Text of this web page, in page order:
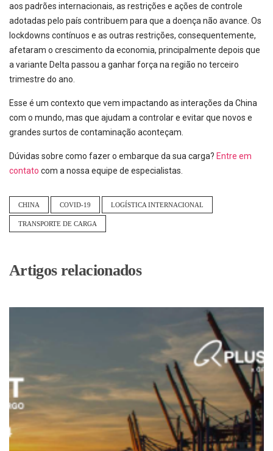
aos padrões internacionais, as restrições e ações de controle
adotadas pelo país contribuem para que a doença não avance. Os
lockdowns contínuos e as outras restrições, consequentemente,
afetaram o crescimento da economia, principalmente depois que
a variante Delta passou a ganhar força na região no terceiro
trimestre do ano.
Esse é um contexto que vem impactando as interações da China
com o mundo, mas que ajudam a controlar e evitar que novos e
grandes surtos de contaminação aconteçam.
Dúvidas sobre como fazer o embarque da sua carga? Entre em
contato com a nossa equipe de especialistas.
CHINA COVID-19 LOGÍSTICA INTERNACIONAL
TRANSPORTE DE CARGA
Artigos relacionados